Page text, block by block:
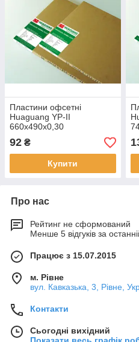
Пластини офсетні
Huaguang YP-II
660x490x0,30
92 ₴
Купити
Про нас
Рейтинг не сформований
Менше 5 відгуків за
Працює з 15.07.2015
м. Рівне
вул. Кавказька, 3, Рівне,
Контакти
Сьогодні вихідний